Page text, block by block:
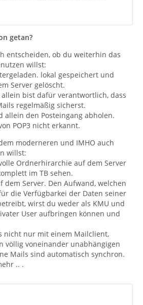
getan?
entscheiden, ob du weiterhin das
willst:
lokal gespeichert und
Server gelöscht.
bist dafür verantwortlich, dass
regelmäßig sicherst.
allein den Posteingang abholen.
POP3 nicht erkannt.
moderneren und IMHO auch
willst:
Ordnerhirarchie auf dem Server
im TB sehen.
dem Server. Den Aufwand, welchen
die Verfügbarkei der Daten seiner
wirst du weder als KMU und
User aufbringen können und
nicht nur mit einem Mailclient,
völlig voneinander unabhängigen
Mails sind automatisch synchron.
.. .